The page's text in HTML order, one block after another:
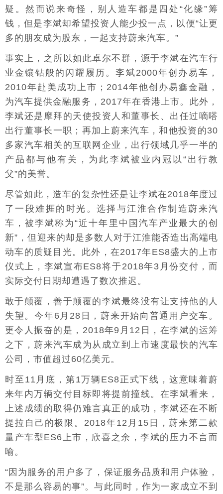
疑。然而说来奇怪，别人造车都是四处“化缘”筹
钱，但是李斌却希望投资人能少投一点，以便“让更
多的朋友成为股东，一起支持蔚来汽车。”
事实上，之所以如此卓尔不群，源于李斌在汽车行
业金镶钻般的闪耀履历。李斌2000年创办易车，
2010年赴美成功上市；2014年他创办易鑫金融，
为汽车提供金融服务，2017年在香港上市。此外，
李斌还是摩拜的天使投资人和董事长、出任过嘀嗒
出行董事长一职；再加上蔚来汽车，和他投资的30
多家汽车相关的互联网企业，出行领域几乎一半的
产品都与他有关，为此李斌被业内冠以“出行教
父”的美誉。
尽管如此，造车的复杂性还是让李斌在2018年度过
了一段难捱的时光。选择与江淮合作制造蔚来汽
车，被李斌称为“近十年里中国汽车产业最大的创
新”，但迎来的却是多数人对于江淮能否造出高端电
动车的质疑目光。此外，在2017年ES8盛大的上市
仪式上，李斌宣布ES8将于2018年3月份交付，而
实际交付日期却遭遇了数次推迟。
敢于颠覆，善于颠覆的李斌最终没有让支持他的人
失望。今年6月28日，蔚来开始向普通用户交车。
更令人振奋的是，2018年9月12日，在李斌的运筹
之下，蔚来汽车成为从成立到上市速度最快的汽车
公司，市值超过60亿美元。
时至11月底，第1万辆ES8正式下线，这意味着蔚
来年内万辆交付目标即将提前撞线。在李斌看来，
上述成绩的取得仍难言真正的成功，李斌还在不断
提拉自己的极限。2018年12月15日，蔚来第二款
量产车型ES6上市，欣喜之余，李斌的压力不言而
喻。
“因为服务的用户多了，保证服务品质和用户体验，
不是那么容易的事”。与此同时，作为一家成立不到